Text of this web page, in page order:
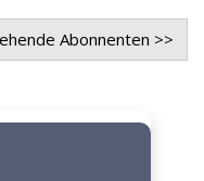
Abonnenten >>